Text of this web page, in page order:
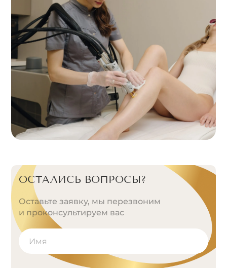
ОСТАЛИСЬ ВОПРОСЫ?
Оставьте заявку, мы перезвоним
и проконсультируем вас